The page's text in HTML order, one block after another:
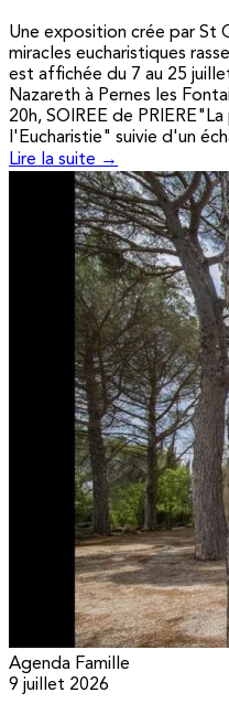
Une exposition crée par St
miracles eucharistiques
est affichée du 7 au 25
Nazareth à Pernes les
20h, SOIREE de
l'Eucharistie" suivie d'un
Lire la suite →
Agenda Famille
9 juillet 2026